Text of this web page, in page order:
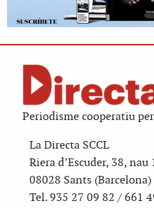
Periodisme cooperatiu
La Directa SCCL
Riera d’Escuder, 38, nau
08028 Sants (Barcelona)
Tel. 935 27 09 82 / 661